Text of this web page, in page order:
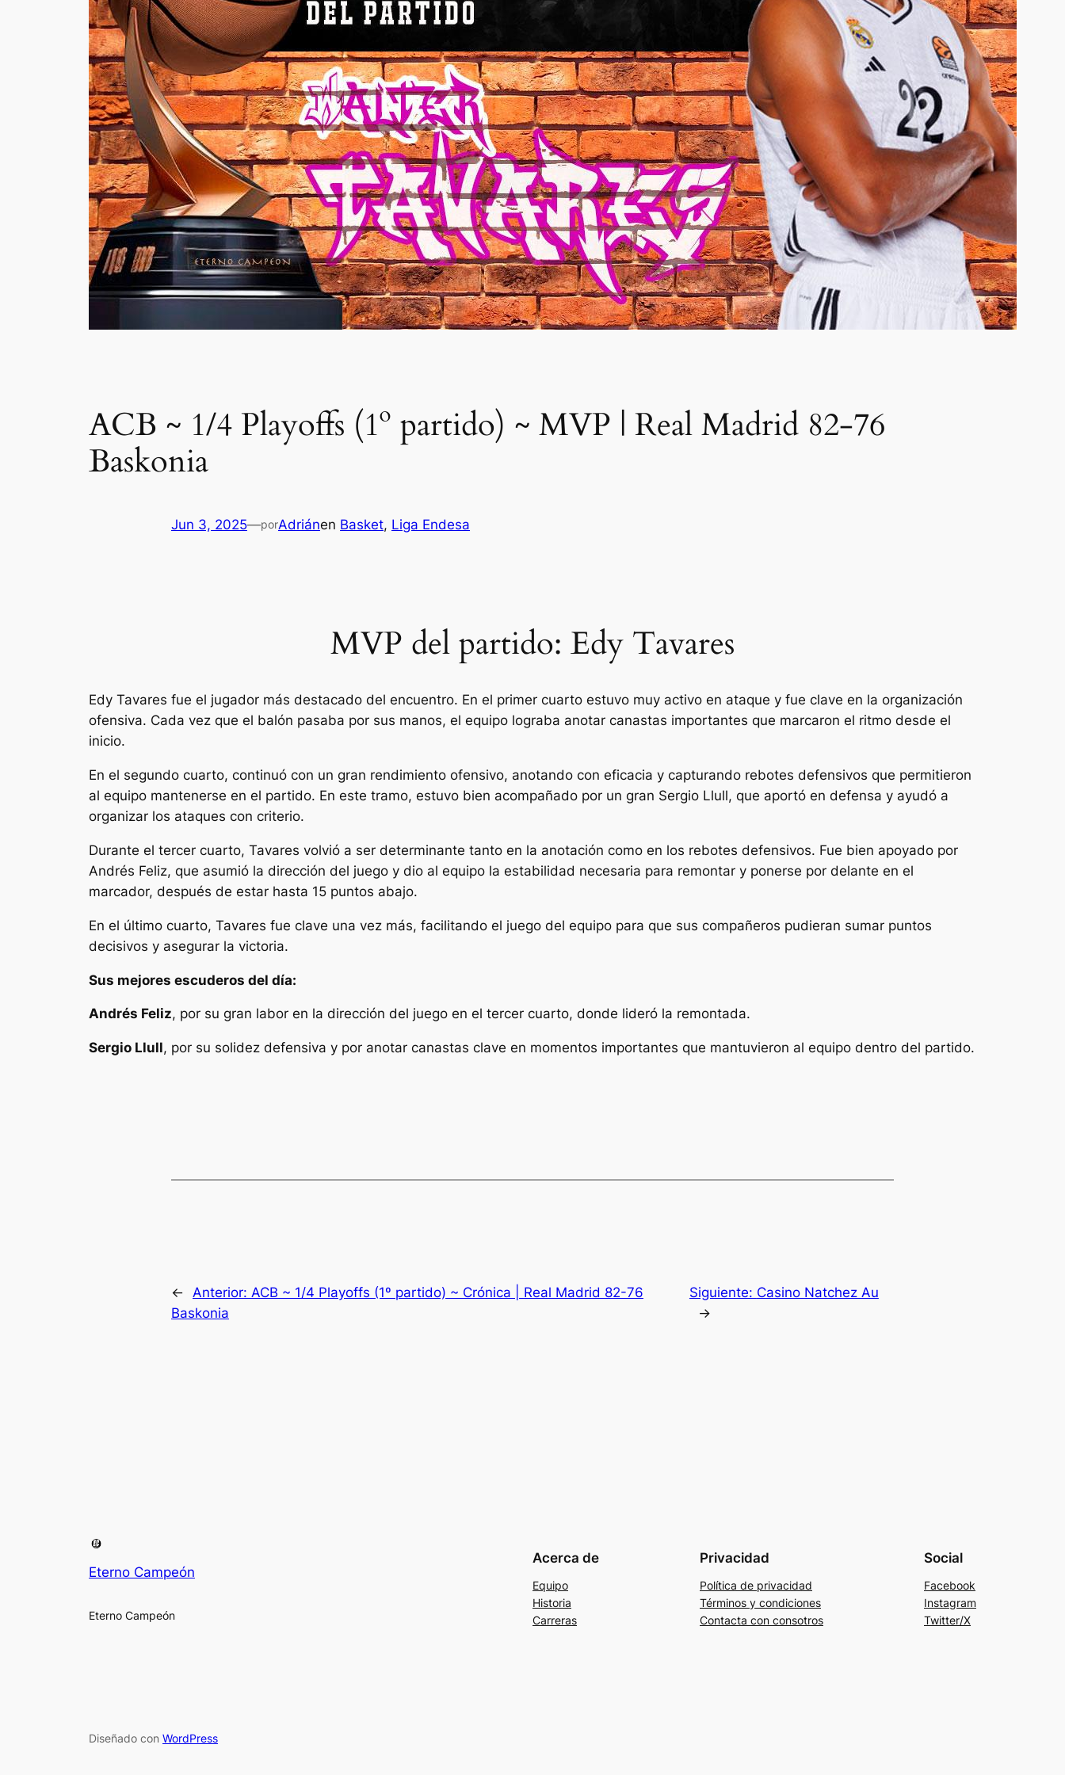
ACB ~ 1/4 Playoffs (1º partido) ~ MVP | Real Madrid 82-76
Baskonia
Jun 3, 2025—porAdriánen Basket, Liga Endesa
MVP del partido: Edy Tavares
Edy Tavares fue el jugador más destacado del encuentro. En el primer cuarto estuvo muy activo en ataque y fue clave en la organización
ofensiva. Cada vez que el balón pasaba por sus manos, el equipo lograba anotar canastas importantes que marcaron el ritmo desde el
inicio.
En el segundo cuarto, continuó con un gran rendimiento ofensivo, anotando con eficacia y capturando rebotes defensivos que permitieron
al equipo mantenerse en el partido. En este tramo, estuvo bien acompañado por un gran Sergio Llull, que aportó en defensa y ayudó a
organizar los ataques con criterio.
Durante el tercer cuarto, Tavares volvió a ser determinante tanto en la anotación como en los rebotes defensivos. Fue bien apoyado por
Andrés Feliz, que asumió la dirección del juego y dio al equipo la estabilidad necesaria para remontar y ponerse por delante en el
marcador, después de estar hasta 15 puntos abajo.
En el último cuarto, Tavares fue clave una vez más, facilitando el juego del equipo para que sus compañeros pudieran sumar puntos
decisivos y asegurar la victoria.
Sus mejores escuderos del día:
Andrés Feliz, por su gran labor en la dirección del juego en el tercer cuarto, donde lideró la remontada.
Sergio Llull, por su solidez defensiva y por anotar canastas clave en momentos importantes que mantuvieron al equipo dentro del partido.
← Anterior: ACB ~ 1/4 Playoffs (1º partido) ~ Crónica | Real Madrid 82-76
Baskonia
Siguiente: Casino Natchez Au
→
Eterno Campeón
Eterno Campeón
Acerca de
Equipo
Historia
Carreras
Privacidad
Política de privacidad
Términos y condiciones
Contacta con consotros
Social
Facebook
Instagram
Twitter/X
Diseñado con WordPress